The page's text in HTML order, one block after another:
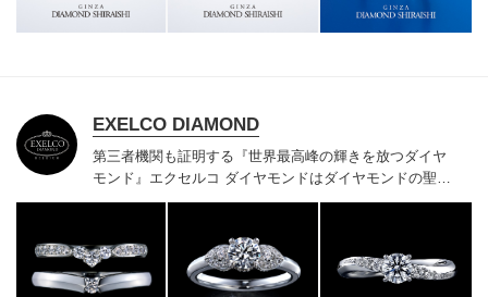
EXELCO DIAMOND
第三者機関も証明する『世界最高峰の輝きを放つダイヤ
モンド』 エクセルコ ダイヤモンドはダイヤモンドの聖地
ベルギー発祥で200年以上の歴史がある真のカッターズ
門店としてリングのデザインや品質にもこだわっていま
す。おふたりに本物の輝きを一生身に着けていただきた
い想いで「ヴァージン・ダイヤモンド」「ハードプラチ